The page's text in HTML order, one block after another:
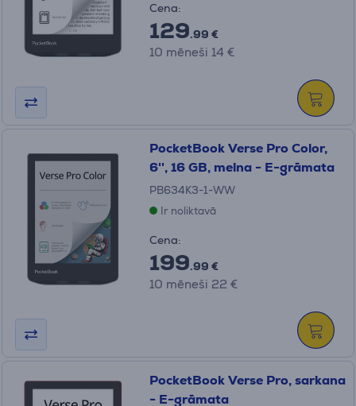
Cena:
129.99 €
10 mēneši 14 €
PocketBook Verse Pro Color,
6'', 16 GB, melna - E-grāmata
PB634K3-1-WW
Ir noliktavā
Cena:
199.99 €
10 mēneši 22 €
PocketBook Verse Pro, sarkana
- E-grāmata